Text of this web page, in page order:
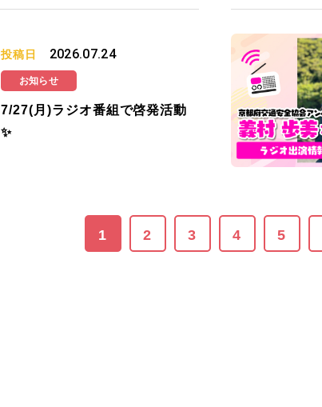
投稿日 2026.07.24
お知らせ
7/27(月)ラジオ番組で啓発活動
✨
1 2 3 4 5